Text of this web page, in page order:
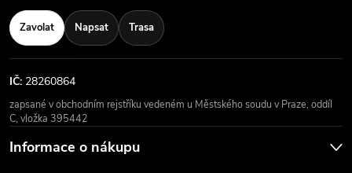
Zavolat Napsat Trasa
IČ: 28260864
zapsané v obchodním rejstříku vedeném u Městského soudu v Praze, oddíl
C, vložka 395442
Informace o nákupu